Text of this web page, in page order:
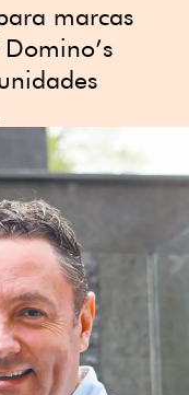
marcas